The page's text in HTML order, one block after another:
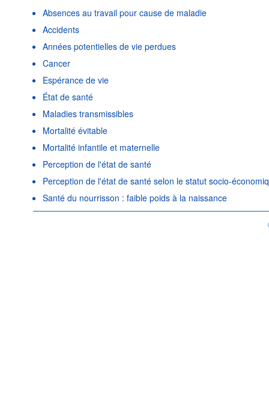
Absences au travail pour cause de maladie
Accidents
Années potentielles de vie perdues
Cancer
Espérance de vie
État de santé
Maladies transmissibles
Mortalité évitable
Mortalité infantile et maternelle
Perception de l'état de santé
Perception de l'état de santé selon le statut socio-
Santé du nourrisson : faible poids à la naissance